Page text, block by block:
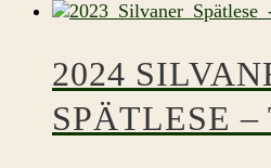
2024
SPÄTLESE